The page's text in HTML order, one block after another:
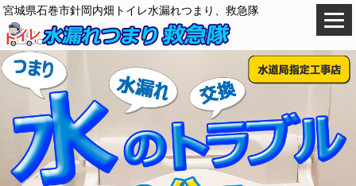
宮城県石巻市針岡内畑トイレ水漏れつまり、救急隊